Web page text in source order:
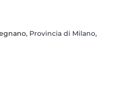
, Provincia di Milano,